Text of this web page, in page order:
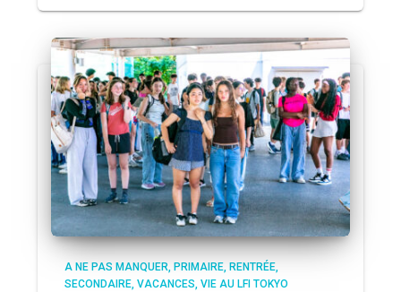
A NE PAS MANQUER PRIMAIRE RENTRÉE
SECONDAIRE VACANCES VIE AU LFI TOKYO